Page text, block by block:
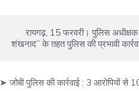
शंखनाद” के तहत पुलिस की प्रभावी
➤ जोबी पुलिस की कार्रवाई : 3 आरोपियों से